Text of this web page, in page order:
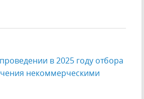
в 2025 году отбора
некоммерческими